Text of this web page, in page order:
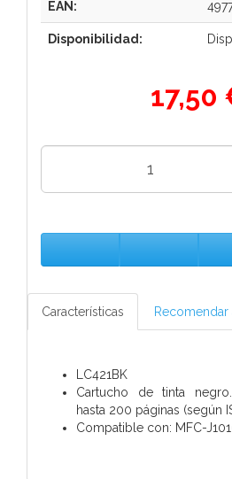
EAN:
Disponibilidad:
17,50
Características
LC421BK
Cartucho de tinta
hasta 200 páginas (según
Compatible con: MFC-